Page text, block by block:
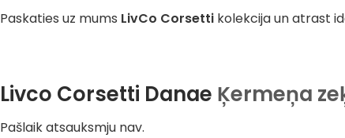
Paskaties uz mums LivCo Corsetti kolekcija un atrast
Livco Corsetti Danae Ķermeņa
Pašlaik atsauksmju nav.